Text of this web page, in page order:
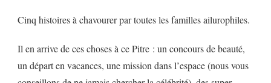
Cinq histoires à chavourer par toutes les familles ailurophiles.
Il en arrive de ces choses à ce Pitre : un concours de beauté,
un départ en vacances, une mission dans l’espace (nous vous